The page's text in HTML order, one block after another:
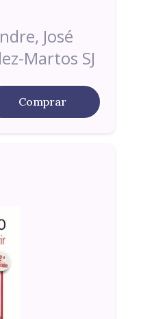
José
Martos SJ
Comprar